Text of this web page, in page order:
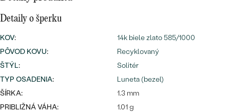
PODĽA TVARU DRAHOKAMU
DIAMANTY
náušnice
PREZRIEŤ
Personalizované
prívesky
Najpredávanejšie
prstene
PREZRIEŤ
Detaily o šperku
KOV:
14k biele zlato 585/1000
PÔVOD KOVU:
Recyklovaný
ŠTÝL:
Solitér
TYP OSADENIA:
Luneta (bezel)
ŠÍRKA:
1.3 mm
PRIBLIŽNÁ VÁHA:
1.01 g